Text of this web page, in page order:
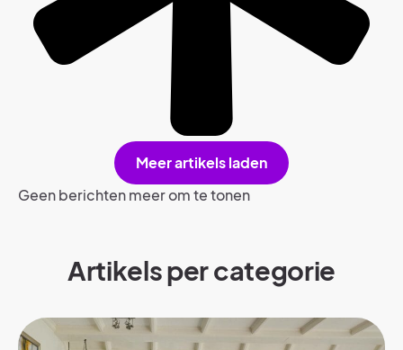
Meer artikels laden
Geen berichten meer om te tonen
Artikels per categorie​